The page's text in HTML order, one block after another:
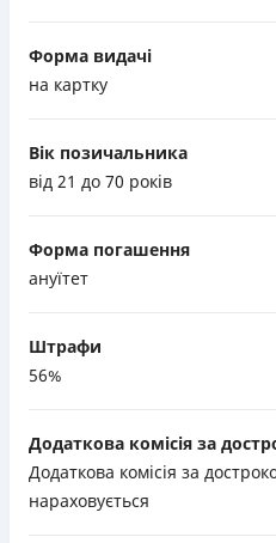
Форма видачі
на картку
Вік позичальника
від 21 до 70 років
Форма погашення
ануїтет
Штрафи
56%
Додаткова комісія за
Додаткова комісія за
нараховується